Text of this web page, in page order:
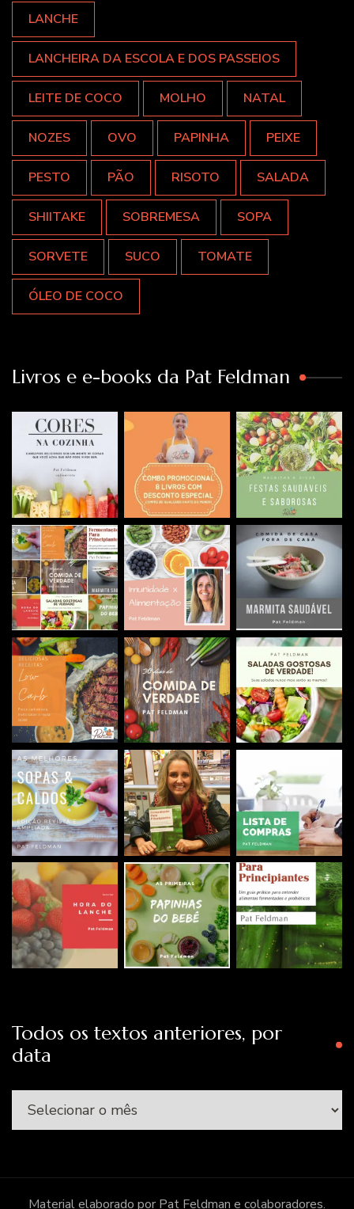
LANCHE
LANCHEIRA DA ESCOLA E DOS PASSEIOS
LEITE DE COCO MOLHO NATAL
NOZES OVO PAPINHA PEIXE
PESTO PÃO RISOTO SALADA
SHIITAKE SOBREMESA SOPA
SORVETE SUCO TOMATE
ÓLEO DE COCO
Livros e e-books da Pat Feldman
Todos os textos anteriores, por
data
Todos
os
anteriores,
porMaterial elaborado por Pat Feldman e colaboradores.